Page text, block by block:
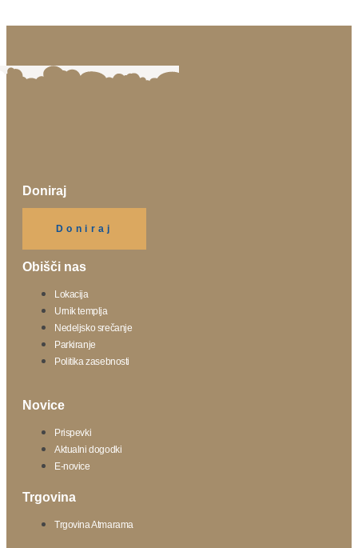
Doniraj
Doniraj
Obišči nas
Lokacija
Urnik templja
Nedeljsko srečanje
Parkiranje
Politika zasebnosti
Novice
Prispevki
Aktualni dogodki
E-novice
Trgovina
Trgovina Atmarama